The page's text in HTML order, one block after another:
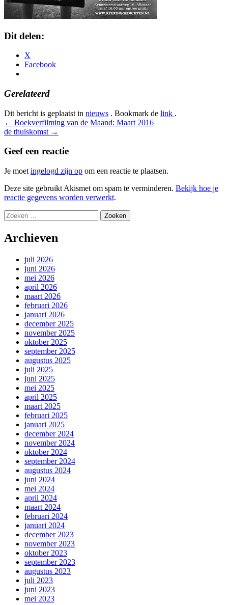
Dit delen:
X
Facebook
Gerelateerd
Dit bericht is geplaatst in nieuws . Bookmark de link .
Bericht
navigatie
← Boekverfilming van de Maand: Maart 2016
de thuiskomst →
Geef een reactie
Je moet ingelogd zijn op om een reactie te plaatsen.
Deze site gebruikt Akismet om spam te verminderen. Bekijk hoe je
reactie gegevens worden verwerkt.
Zoeken
naar:
Archieven
juli 2026
juni 2026
mei 2026
april 2026
maart 2026
februari 2026
januari 2026
december 2025
november 2025
oktober 2025
september 2025
augustus 2025
juli 2025
juni 2025
mei 2025
april 2025
maart 2025
februari 2025
januari 2025
december 2024
november 2024
oktober 2024
september 2024
augustus 2024
juni 2024
mei 2024
april 2024
maart 2024
februari 2024
januari 2024
december 2023
november 2023
oktober 2023
september 2023
augustus 2023
juli 2023
juni 2023
mei 2023